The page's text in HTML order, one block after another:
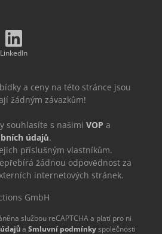
LinkedIn
a ceny na této stránce jsou
žádným závazkům!
souhlasíte s našimi VOP a
údajů.
příslušným vlastníkům.
žádnou odpovědnost za
internetových stránek.
GmbH
službou reCAPTCHA a platí pro ni
a Smluvní podmínkyspolečnosti